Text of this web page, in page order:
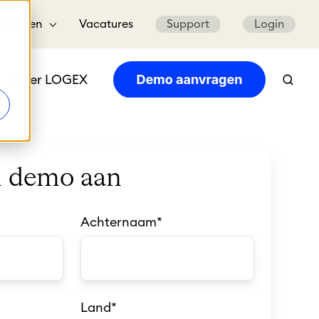
Landen Vacatures Support Login
Over LOGEX
demo aan
Achternaam*
Land*